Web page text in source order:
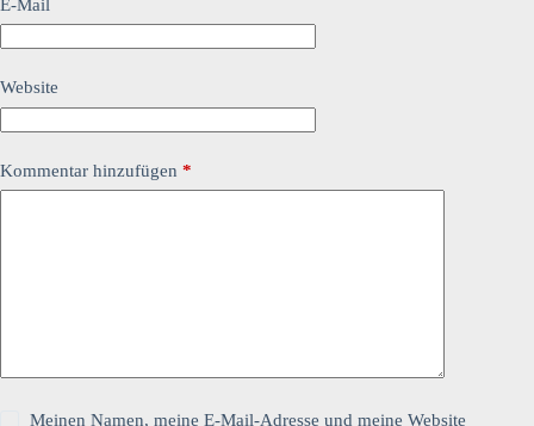
E-Mail
Website
Kommentar hinzufügen *
Meinen Namen, meine E-Mail-Adresse und meine Website